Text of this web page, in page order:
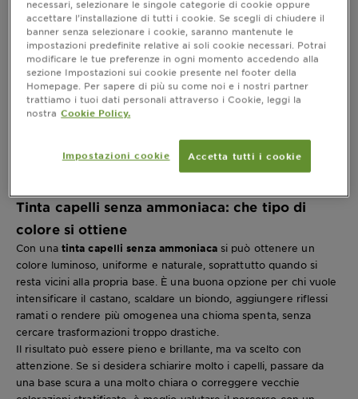
texture più confortevoli e a un’esperienza sensoriale più
delicata, soprattutto per chi non ama l’odore intenso delle tinte
classiche.
Letinte senza ammoniacasono scelte da chi desidera cambiare
colore, ravvivare la nuance o coprire i capelli bianchi con un
prodotto percepito come più delicato durante l’applicazione.
Non significa però che siano tutte uguali: la resa dipende dalla
Tinta capelli senza ammoniaca: che tipo di
colore si ottiene
Con una tinta capelli senza ammoniacasi può ottenere un
colore luminoso, uniforme e naturale, soprattutto quando si
resta vicini alla propria base. È una buona opzione per chi vuole
intensificare il castano, scaldare un biondo, aggiungere riflessi
ramati o rendere più omogenea una chioma spenta, senza
cercare trasformazioni troppo drastiche.
Il risultato può essere pieno e brillante, ma va scelto con
attenzione. Se si desidera schiarire molto i capelli, passare da
una base scura a una molto chiara o correggere vecchie
necessari, selezionare le singole categorie di cookie oppure
accettare l’installazione di tutti i cookie. Se scegli di chiudere il
banner senza selezionare i cookie, saranno mantenute le
impostazioni predefinite relative ai soli cookie necessari. Potrai
modificare le tue preferenze in ogni momento accedendo alla
sezione Impostazioni sui cookie presente nel footer della
Homepage. Per sapere di più su come noi e i nostri partner
trattiamo i tuoi dati personali attraverso i Cookie, leggi la
nostra Cookie Policy.
Impostazioni cookie Accetta tutti i cookie